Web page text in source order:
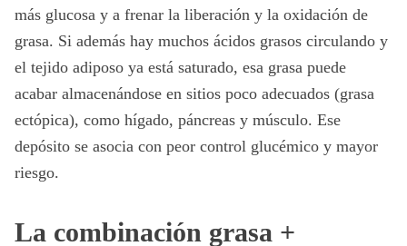
más glucosa y a frenar la liberación y la oxidación de
grasa. Si además hay muchos ácidos grasos circulando y
el tejido adiposo ya está saturado, esa grasa puede
acabar almacenándose en sitios poco adecuados (grasa
ectópica), como hígado, páncreas y músculo. Ese
depósito se asocia con peor control glucémico y mayor
riesgo.
La combinación grasa +